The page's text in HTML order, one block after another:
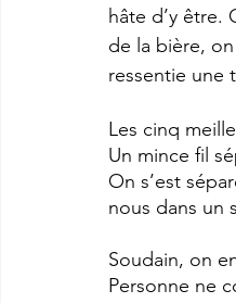
hâte d’y être.
de la bière,
ressentie une
Les cinq
Un mince fil
On s’est
nous dans un
Soudain, on
Personne ne